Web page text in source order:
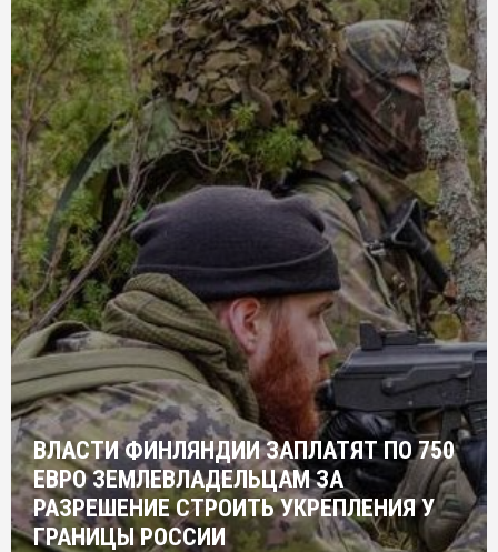
ВЛАСТИ ФИНЛЯНДИИ ЗАПЛАТЯТ ПО 750
ЕВРО ЗЕМЛЕВЛАДЕЛЬЦАМ ЗА
РАЗРЕШЕНИЕ СТРОИТЬ УКРЕПЛЕНИЯ У
ГРАНИЦЫ РОССИИ